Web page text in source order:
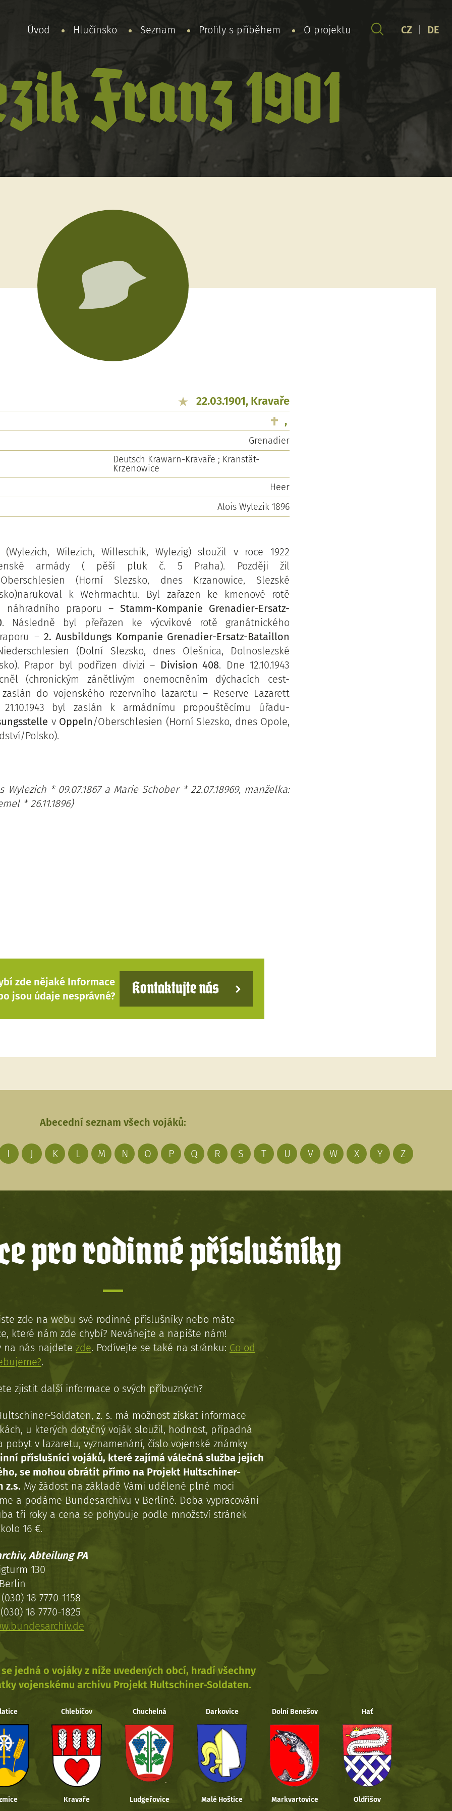
Úvod Hlučínsko Seznam Profily s příběhem O projektu CZ DE
Franz 1901
22.03.1901, Kravaře
,
Grenadier
Deutsch Krawarn-Kravaře ; Kranstät-
Krzenowice
Heer
Alois Wylezik 1896
(Wylezich, Wilezich, Willeschik, Wylezig) sloužil v roce 1922
armády ( pěší pluk č. 5 Praha). Později žil
(Horní Slezsko, dnes Krzanowice, Slezské
k Wehrmachtu. Byl zařazen ke kmenové rotě
náhradního praporu – Stamm-Kompanie Grenadier-Ersatz-
. Následně byl přeřazen ke výcvikové rotě granátnického
– 2. Ausbildungs Kompanie Grenadier-Ersatz-Bataillon
(Dolní Slezsko, dnes Olešnica, Dolnoslezské
Prapor byl podřízen divizi – Division 408. Dne 12.10.1943
(chronickým zánětlivým onemocněním dýchacích cest-
do vojenského rezervního lazaretu – Reserve Lazarett
byl zaslán k armádnímu propouštěcímu úřadu-
v Oppeln /Oberschlesien (Horní Slezsko, dnes Opole,
Polsko).
Wylezich * 09.07.1867 a Marie Schober * 22.07.18969, manželka:
* 26.11.1896)
zde nějaké Informace
jsou údaje nesprávné?
Kontaktujte nás
Abecední seznam všech vojáků:
I J K L M N O P Q R S T U V W X Y Z
pro rodinné příslušníky
zde na webu své rodinné příslušníky nebo máte
které nám zde chybí? Neváhejte a napište nám!
na nás najdete zde. Podívejte se také na stránku: Co od
.
zjistit další informace o svých příbuzných?
Soldaten, z. s. má možnost získat informace
u kterých dotyčný voják sloužil, hodnost, případná
pobyt v lazaretu, vyznamenání, číslo vojenské známky
příslušníci vojáků, které zajímá válečná služba jejich
se mohou obrátit přímo na Projekt Hultschiner-
z.s. My žádost na základě Vámi udělené plné moci
a podáme Bundesarchivu v Berlíně. Doba vypracováni
tři roky a cena se pohybuje podle množství stránek
16 €.
Abteilung PA
130
18 7770-1158
18 7770-1825
se jedná o vojáky z níže uvedených obcí, hradí všechny
vojenskému archivu Projekt Hultschiner-Soldaten.
Chlebičov Chuchelná Darkovice Dolní Benešov Hať
Kravaře Ludgeřovice Malé Hoštice Markvartovice Oldřišov